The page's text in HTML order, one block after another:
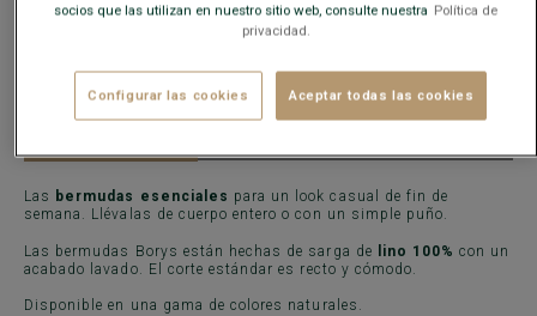
Envío gratis en Españaa partir de 99€ de compra
Las bermudas esenciales para un look casual de fin de
semana. Llévalas de cuerpo entero o con un simple puño.
Las bermudas Borys están hechas de sarga de lino 100% con un
acabado lavado. El corte estándar es recto y cómodo.
Disponible en una gama de colores naturales.
socios que las utilizan en nuestro sitio web, consulte nuestra Política de
privacidad.
Configurar las cookies Aceptar todas las cookies